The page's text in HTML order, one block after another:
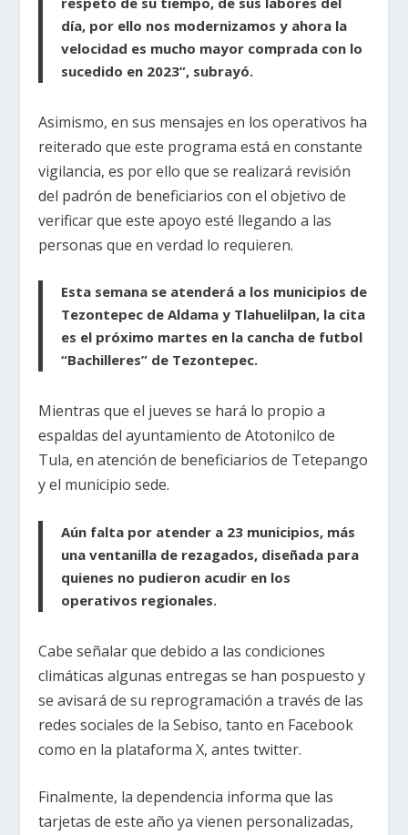
día, por ello nos modernizamos y ahora la
velocidad es mucho mayor comprada con lo
sucedido en 2023”, subrayó.
Asimismo, en sus mensajes en los operativos ha
reiterado que este programa está en constante
vigilancia, es por ello que se realizará revisión
del padrón de beneficiarios con el objetivo de
verificar que este apoyo esté llegando a las
personas que en verdad lo requieren.
Esta semana se atenderá a los municipios de
Tezontepec de Aldama y Tlahuelilpan, la cita
es el próximo martes en la cancha de futbol
“Bachilleres” de Tezontepec.
Mientras que el jueves se hará lo propio a
espaldas del ayuntamiento de Atotonilco de
Tula, en atención de beneficiarios de Tetepango
y el municipio sede.
Aún falta por atender a 23 municipios, más
una ventanilla de rezagados, diseñada para
quienes no pudieron acudir en los
operativos regionales.
Cabe señalar que debido a las condiciones
climáticas algunas entregas se han pospuesto y
se avisará de su reprogramación a través de las
redes sociales de la Sebiso, tanto en Facebook
como en la plataforma X, antes twitter.
Finalmente, la dependencia informa que las
tarjetas de este año ya vienen personalizadas,